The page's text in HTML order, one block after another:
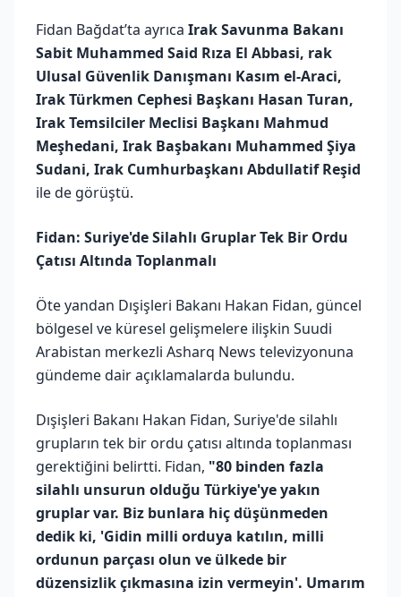
Fidan Bağdat’ta ayrıca Irak Savunma Bakanı
Sabit Muhammed Said Rıza El Abbasi, rak
Ulusal Güvenlik Danışmanı Kasım el-Araci,
Irak Türkmen Cephesi Başkanı Hasan Turan,
Irak Temsilciler Meclisi Başkanı Mahmud
Meşhedani, Irak Başbakanı Muhammed Şiya
Sudani, Irak Cumhurbaşkanı Abdullatif Reşid
ile de görüştü.
Fidan: Suriye'de Silahlı Gruplar Tek Bir Ordu
Çatısı Altında Toplanmalı
Öte yandan Dışişleri Bakanı Hakan Fidan, güncel
bölgesel ve küresel gelişmelere ilişkin Suudi
Arabistan merkezli Asharq News televizyonuna
gündeme dair açıklamalarda bulundu.
Dışişleri Bakanı Hakan Fidan, Suriye'de silahlı
grupların tek bir ordu çatısı altında toplanması
gerektiğini belirtti. Fidan, "80 binden fazla
silahlı unsurun olduğu Türkiye'ye yakın
gruplar var. Biz bunlara hiç düşünmeden
dedik ki, 'Gidin milli orduya katılın, milli
ordunun parçası olun ve ülkede bir
düzensizlik çıkmasına izin vermeyin'. Umarım